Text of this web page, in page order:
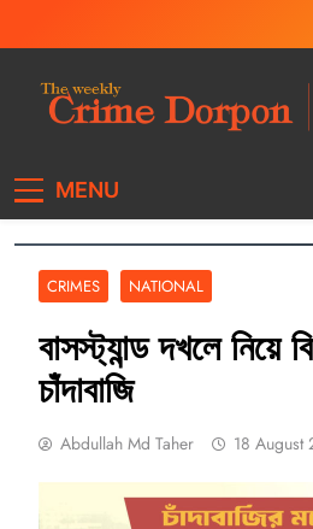
The Weekly
Dorpon
MENU
CRIMES NATIONAL
বাসস্ট্যান্ড দখলে নিয়ে
চাঁদাবাজি
Abdullah Md Taher 18 August